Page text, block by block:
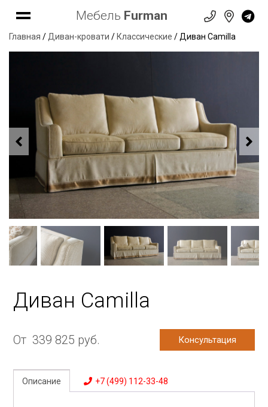
Мебель Furman
Главная / Диван-кровати / Классические / Диван Camilla
Диван Camilla
От 339 825 руб. Консультация
Описание +7 (499) 112-33-48